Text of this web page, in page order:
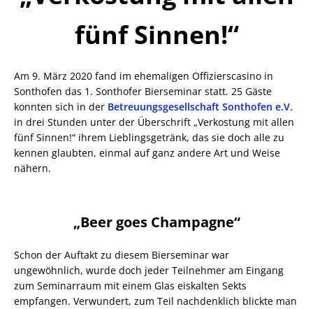
fünf Sinnen!“
Am 9. März 2020 fand im ehemaligen Offizierscasino in
Sonthofen das 1. Sonthofer Bierseminar statt. 25 Gäste
konnten sich in der Betreuungsgesellschaft Sonthofen e.V.
in drei Stunden unter der Überschrift „Verkostung mit allen
fünf Sinnen!“ ihrem Lieblingsgetränk, das sie doch alle zu
kennen glaubten, einmal auf ganz andere Art und Weise
nähern.
„Beer goes Champagne“
Schon der Auftakt zu diesem Bierseminar war
ungewöhnlich, wurde doch jeder Teilnehmer am Eingang
zum Seminarraum mit einem Glas eiskalten Sekts
empfangen. Verwundert, zum Teil nachdenklich blickte man